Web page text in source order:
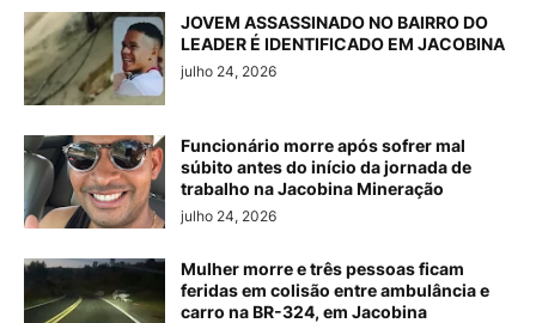
JOVEM ASSASSINADO NO BAIRRO DO
LEADER É IDENTIFICADO EM JACOBINA
julho 24, 2026
Funcionário morre após sofrer mal
súbito antes do início da jornada de
trabalho na Jacobina Mineração
julho 24, 2026
Mulher morre e três pessoas ficam
feridas em colisão entre ambulância e
carro na BR-324, em Jacobina